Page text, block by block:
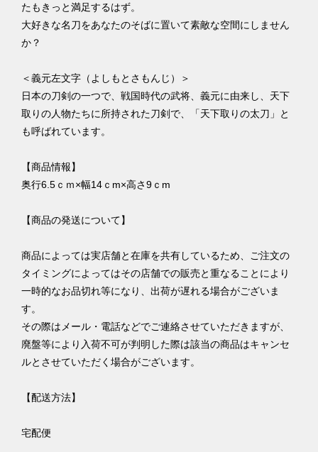
たもきっと満足するはず。
大好きな名刀をあなたのそばに置いて素敵な空間にしません
か？
＜義元左文字（よしもとさもんじ）＞
日本の刀剣の一つで、戦国時代の武将、義元に由来し、天下
取りの人物たちに所持された刀剣で、「天下取りの太刀」と
も呼ばれています。
【商品情報】
奥行6.5ｃｍ×幅14ｃm×高さ9ｃm
【商品の発送について】
商品によっては実店舗と在庫を共有しているため、ご注文の
タイミングによってはその店舗での販売と重なることにより
一時的なお品切れ等になり、出荷が遅れる場合がございま
す。
その際はメール・電話などでご連絡させていただきますが、
廃盤等により入荷不可が判明した際は該当の商品はキャンセ
ルとさせていただく場合がございます。
【配送方法】
宅配便